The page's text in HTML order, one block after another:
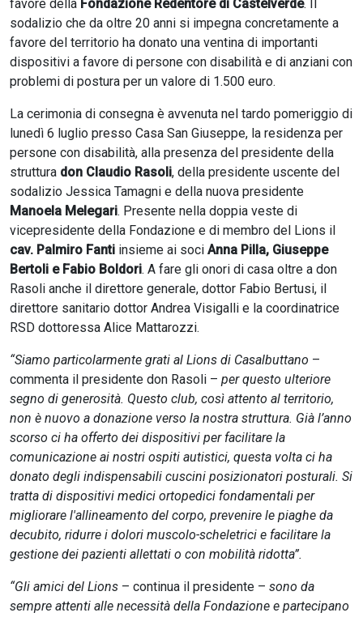
favore della Fondazione Redentore di Castelverde. Il
sodalizio che da oltre 20 anni si impegna concretamente a
favore del territorio ha donato una ventina di importanti
dispositivi a favore di persone con disabilità e di anziani con
problemi di postura per un valore di 1.500 euro.
La cerimonia di consegna è avvenuta nel tardo pomeriggio di
lunedì 6 luglio presso Casa San Giuseppe, la residenza per
persone con disabilità, alla presenza del presidente della
struttura don Claudio Rasoli, della presidente uscente del
sodalizio Jessica Tamagni e della nuova presidente
Manoela Melegari. Presente nella doppia veste di
vicepresidente della Fondazione e di membro del Lions il
cav. Palmiro Fanti insieme ai soci Anna Pilla, Giuseppe
Bertoli e Fabio Boldori. A fare gli onori di casa oltre a don
Rasoli anche il direttore generale, dottor Fabio Bertusi, il
direttore sanitario dottor Andrea Visigalli e la coordinatrice
RSD dottoressa Alice Mattarozzi.
“Siamo particolarmente grati al Lions di Casalbuttano –
commenta il presidente don Rasoli – per questo ulteriore
segno di generosità. Questo club, così attento al territorio,
non è nuovo a donazione verso la nostra struttura. Già l’anno
scorso ci ha offerto dei dispositivi per facilitare la
comunicazione ai nostri ospiti autistici, questa volta ci ha
donato degli indispensabili cuscini posizionatori posturali. Si
tratta di dispositivi medici ortopedici fondamentali per
migliorare l'allineamento del corpo, prevenire le piaghe da
decubito, ridurre i dolori muscolo-scheletrici e facilitare la
gestione dei pazienti allettati o con mobilità ridotta”.
“Gli amici del Lions – continua il presidente – sono da
sempre attenti alle necessità della Fondazione e partecipano